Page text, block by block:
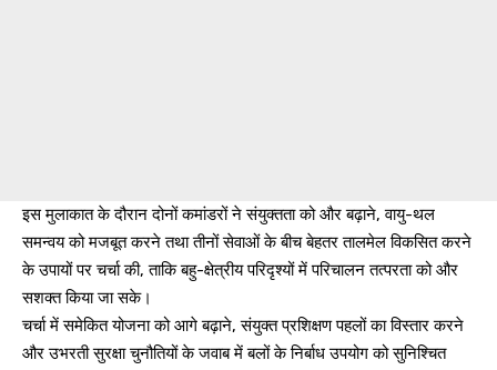
इस मुलाकात के दौरान दोनों कमांडरों ने संयुक्तता को और बढ़ाने, वायु-थल
समन्वय को मजबूत करने तथा तीनों सेवाओं के बीच बेहतर तालमेल विकसित करने
के उपायों पर चर्चा की, ताकि बहु-क्षेत्रीय परिदृश्यों में परिचालन तत्परता को और
सशक्त किया जा सके।
चर्चा में समेकित योजना को आगे बढ़ाने, संयुक्त प्रशिक्षण पहलों का विस्तार करने
और उभरती सुरक्षा चुनौतियों के जवाब में बलों के निर्बाध उपयोग को सुनिश्चित